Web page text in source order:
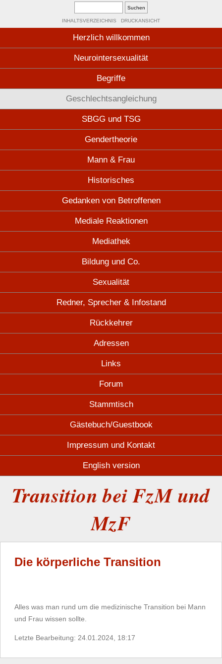
INHALTSVERZEICHNIS DRUCKANSICHT
Herzlich willkommen
Neurointersexualität
Begriffe
Geschlechtsangleichung
SBGG und TSG
Gendertheorie
Mann & Frau
Historisches
Gedanken von Betroffenen
Mediale Reaktionen
Mediathek
Bildung und Co.
Sexualität
Redner, Sprecher & Infostand
Rückkehrer
Adressen
Links
Forum
Stammtisch
Gästebuch/Guestbook
Impressum und Kontakt
English version
Transition bei FzM und
MzF
Die körperliche Transition
Alles was man rund um die medizinische Transition bei Mann
und Frau wissen sollte.
Letzte Bearbeitung: 24.01.2024, 18:17